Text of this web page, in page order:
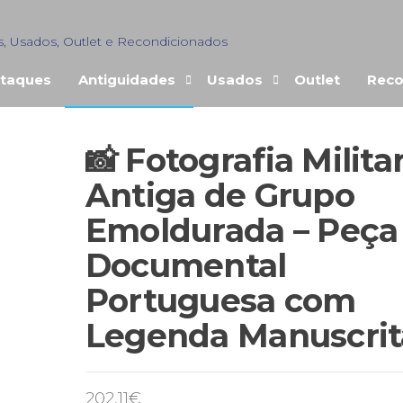
Usados, Outlet e Recondicionados
Antiguidades Usados Outlet
📸 Fotografia
Antiga de Grupo
Emoldurada – Peça
Documental
Portuguesa com
Legenda
202,11€